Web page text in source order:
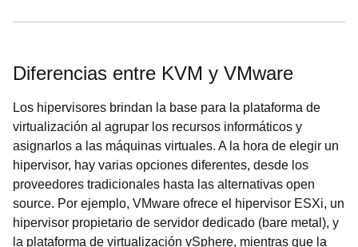
Diferencias entre KVM y VMware
Los hipervisores brindan la base para la plataforma de
virtualización al agrupar los recursos informáticos y
asignarlos a las máquinas virtuales. A la hora de elegir un
hipervisor, hay varias opciones diferentes, desde los
proveedores tradicionales hasta las alternativas open
source. Por ejemplo, VMware ofrece el hipervisor ESXi, un
hipervisor propietario de servidor dedicado (bare metal), y
la plataforma de virtualización vSphere, mientras que la